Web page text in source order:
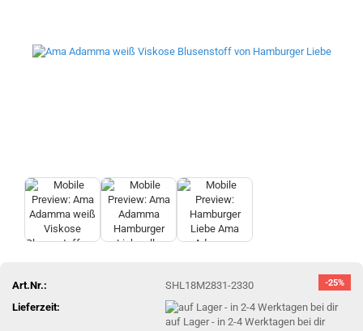
-25%
Art.Nr.:
SHL18M2831-2330
Lieferzeit:
auf Lager - in 2-4 Werktagen bei dir